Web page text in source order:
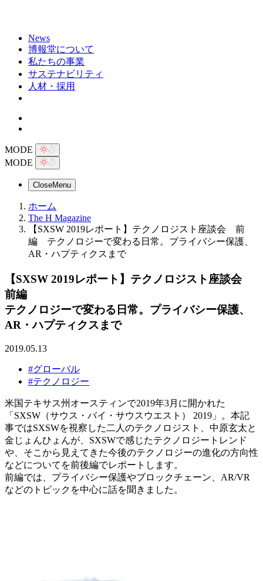
News
博報堂について
私たちの事業
サステナビリティ
人材・採用
MODE
MODE
CloseMenu
ホーム
The H Magazine
【SXSW 2019レポート】テクノロジスト座談会 前
編 テクノロジーで変わる日常。プライバシー保護、
AR・ハプティクスまで
【SXSW 2019レポート】テクノロジスト座談会
前編
テクノロジーで変わる日常。プライバシー保護、
AR・ハプティクスまで
2019.05.13
#グローバル
#テクノロジー
米国テキサス州オースティンで2019年3月に開かれた
「SXSW（サウス・バイ・サウスウエスト） 2019」。本記
事ではSXSWを視察した二人のテクノロジスト、中原玄太と
金じょんひょんが、SXSWで感じたテクノロジートレンド
や、そこから見えてきた今後のテクノロジーの進化の方向性
などについてを前後編でレポートします。
前編では、プライバシー保護やブロックチェーン、AR/VR
などのトピックを中心に話を聞きました。